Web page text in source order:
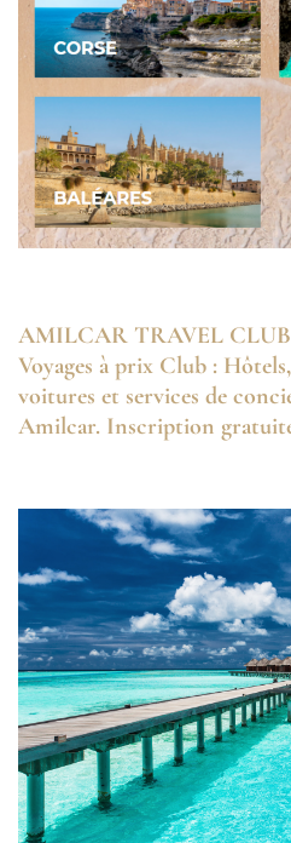
AMILCAR TRAVEL
Voyages à prix Club :
voitures et services de
Amilcar. Inscription